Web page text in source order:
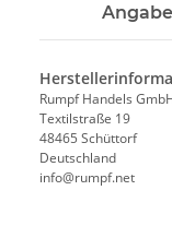
Rumpf Handels
Textilstraße 19
48465 Schüttorf
Deutschland
info@rumpf.net